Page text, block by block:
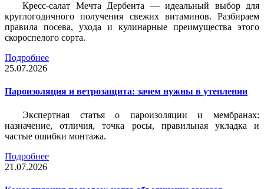
Кресс-салат Мечта Дербента — идеальный выбор для
круглогодичного получения свежих витаминов. Разбираем
правила посева, ухода и кулинарные преимущества этого
скороспелого сорта.
Подробнее
25.07.2026
Пароизоляция и ветрозащита: зачем нужны в утеплении
Экспертная статья о пароизоляции и мембранах:
назначение, отличия, точка росы, правильная укладка и
частые ошибки монтажа.
Подробнее
21.07.2026